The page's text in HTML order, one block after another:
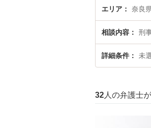
ラブル解決の実績
エリア 奈良
相談内容 刑
詳細条件 未
32 人の弁護士